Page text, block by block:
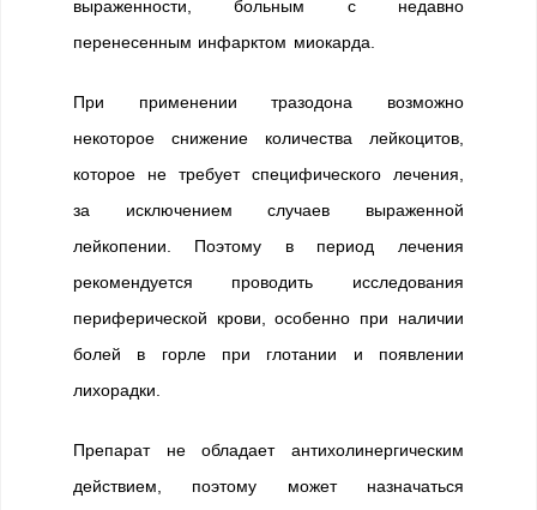
выраженности, больным с недавно
перенесенным инфарктом миокарда.
При применении тразодона возможно
некоторое снижение количества лейкоцитов,
которое не требует специфического лечения,
за исключением случаев выраженной
лейкопении. Поэтому в период лечения
рекомендуется проводить исследования
периферической крови, особенно при наличии
болей в горле при глотании и появлении
лихорадки.
Препарат не обладает антихолинергическим
действием, поэтому может назначаться